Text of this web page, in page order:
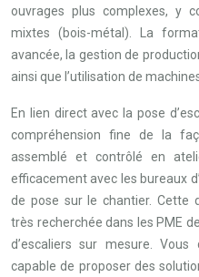
ouvrages plus complexes, y
mixtes (bois-métal). La
avancée, la gestion de
ainsi que l’utilisation de
En lien direct avec la pose
compréhension fine de la
assemblé et contrôlé en
efficacement avec les bureaux
de pose sur le chantier. Cette
très recherchée dans les PME
d’escaliers sur mesure.
capable de proposer des